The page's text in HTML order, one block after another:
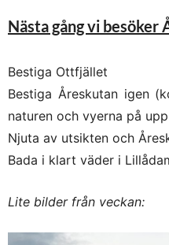
Nästa gång vi besöker
Bestiga Ottfjället
Bestiga Åreskutan igen
naturen och vyerna på
Njuta av utsikten och
Bada i klart väder i
Lite bilder från veckan: